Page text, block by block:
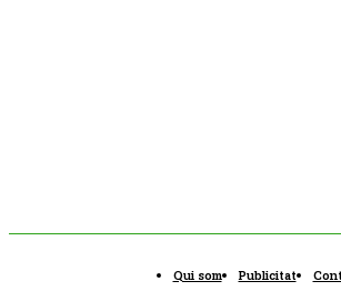
Qui som Publicitat